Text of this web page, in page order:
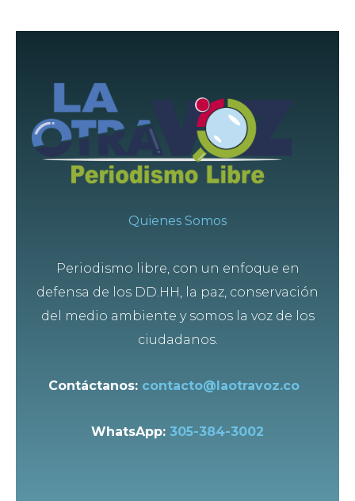
Quienes Somos
Periodismo libre, con un enfoque en
defensa de los DD.HH, la paz, conservación
del medio ambiente y somos la voz de los
ciudadanos.
Contáctanos: contacto@laotravoz.co
WhatsApp: 305-384-3002